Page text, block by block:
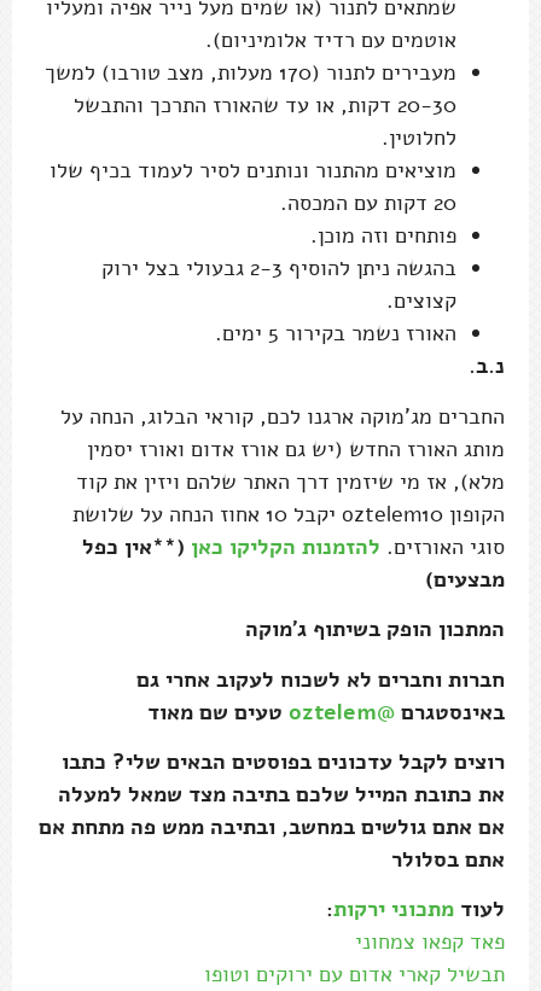
שמתאים לתנור (או שמים מעל נייר אפיה ומעליו
אוטמים עם רדיד אלומיניום).
מעבירים לתנור (170 מעלות, מצב טורבו) למשך
20-30 דקות, או עד שהאורז התרכך והתבשל
לחלוטין.
מוציאים מהתנור ונותנים לסיר לעמוד בכיף שלו
20 דקות עם המכסה.
פותחים וזה מוכן.
בהגשה ניתן להוסיף 2-3 גבעולי בצל ירוק
קצוצים.
האורז נשמר בקירור 5 ימים.
נ.ב.
החברים מג'מוקה ארגנו לכם, קוראי הבלוג, הנחה על
מותג האורז החדש (יש גם אורז אדום ואורז יסמין
מלא), אז מי שיזמין דרך האתר שלהם ויזין את קוד
הקופון oztelem10 יקבל 10 אחוז הנחה על שלושת
סוגי האורזים. להזמנות הקליקו כאן (**אין כפל
מבצעים)
המתכון הופק בשיתוף ג'מוקה
חברות וחברים לא לשכוח לעקוב אחרי גם
באינסטגרם @oztelem
טעים שם מאוד
רוצים לקבל עדכונים בפוסטים הבאים שלי? כתבו
את כתובת המייל שלכם בתיבה מצד שמאל למעלה
אם אתם גולשים במחשב, ובתיבה ממש פה מתחת אם
אתם בסלולר
לעוד מתכוני ירקות:
פאד קפאו צמחוני
תבשיל קארי אדום עם ירוקים וטופו